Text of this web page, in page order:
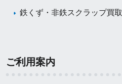
鉄くず・非鉄スクラップ買取
ご利用案内